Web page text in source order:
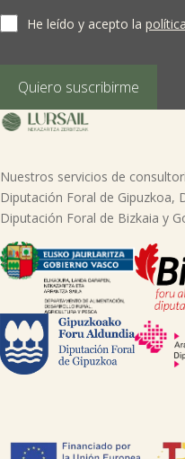
terceros salvo obligación legal.
acceso, rectificación, supresión,
lursail@lursailkoop.eus. Puede
página web.
He leído y acepto la
Quiero suscribirme
Nuestros servicios de
Diputación Foral de Gipuzkoa,
Diputación Foral de Bizkaia y